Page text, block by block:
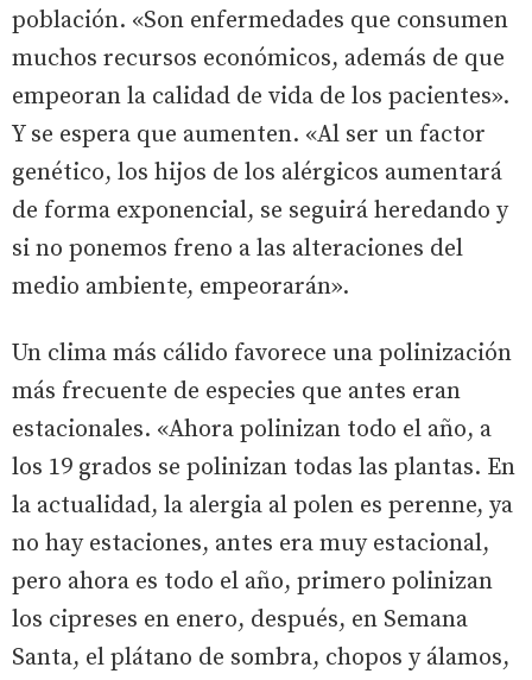
población. «Son enfermedades que consumen
muchos recursos económicos, además de que
empeoran la calidad de vida de los pacientes».
Y se espera que aumenten. «Al ser un factor
genético, los hijos de los alérgicos aumentará
de forma exponencial, se seguirá heredando y
si no ponemos freno a las alteraciones del
medio ambiente, empeorarán».
Un clima más cálido favorece una polinización
más frecuente de especies que antes eran
estacionales. «Ahora polinizan todo el año, a
los 19 grados se polinizan todas las plantas. En
la actualidad, la alergia al polen es perenne, ya
no hay estaciones, antes era muy estacional,
pero ahora es todo el año, primero polinizan
los cipreses en enero, después, en Semana
Santa, el plátano de sombra, chopos y álamos,